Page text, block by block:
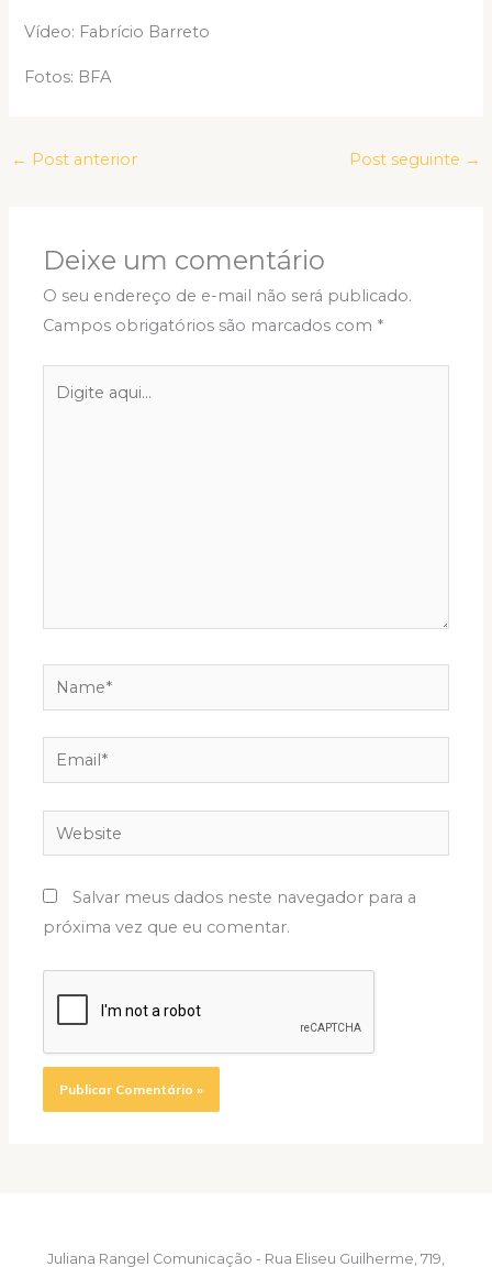
Vídeo: Fabrício Barreto
Fotos: BFA
← Post anterior Post seguinte →
Deixe um comentário
O seu endereço de e-mail não será publicado.
Campos obrigatórios são marcados com *
aqui...
Name*
Email*
Website
Salvar meus dados neste navegador para a
próxima vez que eu comentar.
Juliana Rangel Comunicação - Rua Eliseu Guilherme, 719,